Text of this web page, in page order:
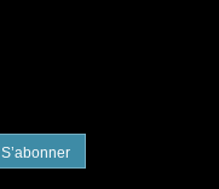
S’abonner